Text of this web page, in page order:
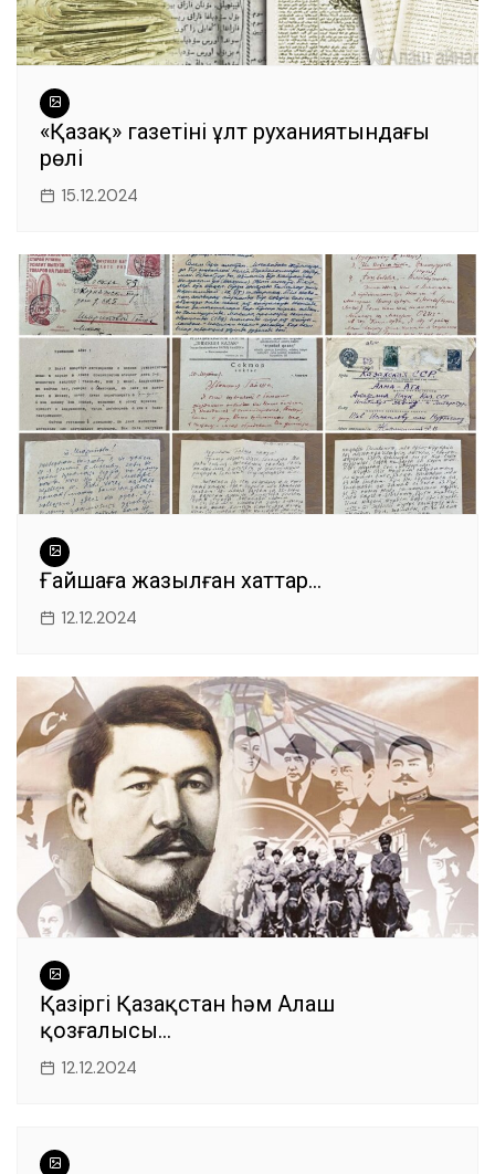
«Қазақ» газетінің ұлт руханиятындағы
рөлі
15.12.2024
Ғайшаға жазылған хаттар…
12.12.2024
Қазіргі Қазақстан һәм Алаш
қозғалысы…
12.12.2024